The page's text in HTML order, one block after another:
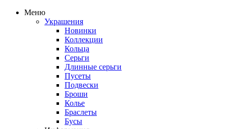
Меню
Украшения
Новинки
Коллекции
Кольца
Серьги
Длинные серьги
Пусеты
Подвески
Броши
Колье
Браслеты
Бусы